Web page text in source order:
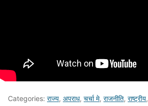
Categories: राज्य, अपराध, चर्चा मे, राजनीति, राष्ट्रीय,